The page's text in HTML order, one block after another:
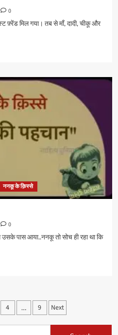
0
मिल गया। तब से माँ, दादी, चीकू और
ननकू के क़िस्से
0
पास आया..ननकू तो सोच ही रहा था कि
4 … 9 Next